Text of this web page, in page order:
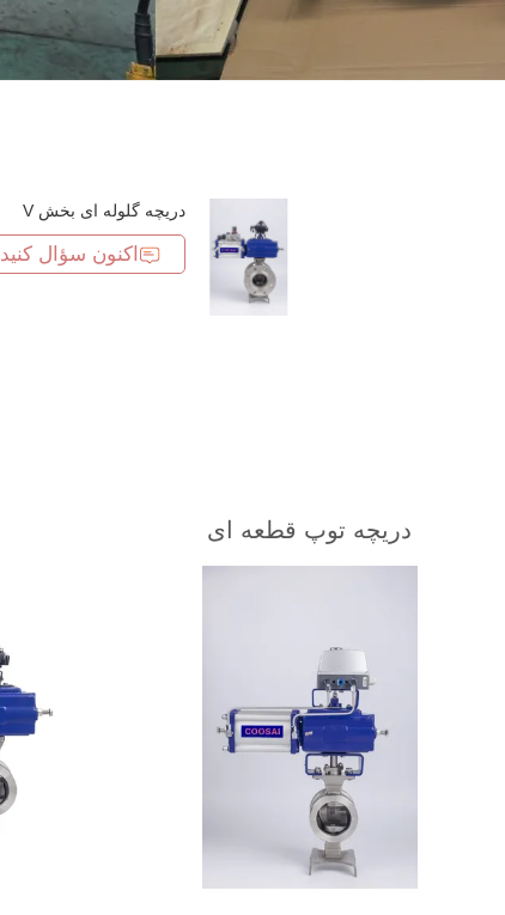
دریچه گلوله ای بخش V
اکنون سؤال کنید
دریچه توپ قطعه ای